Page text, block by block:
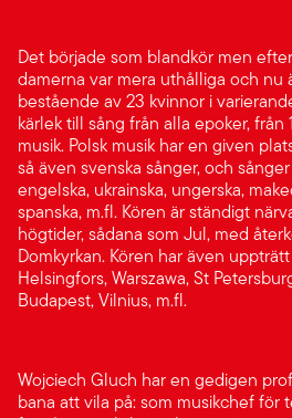
Det började som blandkör men
damerna var mera uthålliga och nu
bestående av 23 kvinnor i
kärlek till sång från alla epoker,
musik. Polsk musik har en given
så även svenska sånger, och
engelska, ukrainska, ungerska,
spanska, m.fl. Kören är ständigt
högtider, sådana som Jul, med
Domkyrkan. Kören har även
Helsingfors, Warszawa, St
Budapest, Vilnius, m.fl.
Wojciech Gluch har en gedigen
bana att vila på: som musikchef för